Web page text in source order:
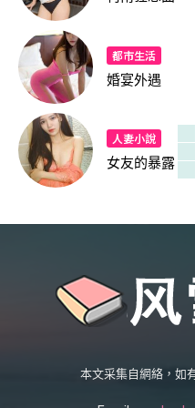
都市生活
婚宴外遇
人妻小說
女友的暴露
本文采集自網絡，如